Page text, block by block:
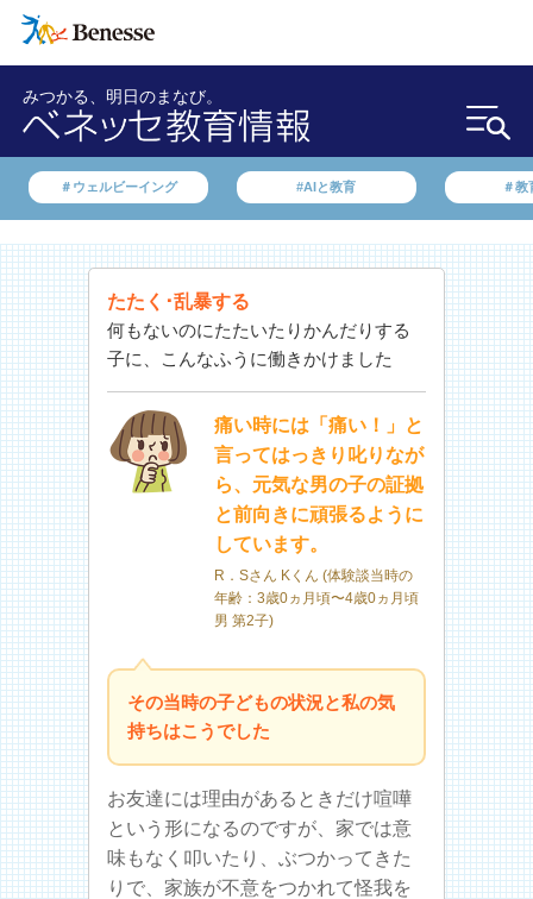
みつかる、明日のまなび。
＃ウェルビーイング #AIと教育 ＃教
たたく･乱暴する
何もないのにたたいたりかんだりする
子に、こんなふうに働きかけました
痛い時には「痛い！」と
言ってはっきり叱りなが
ら、元気な男の子の証拠
と前向きに頑張るように
しています。
R．Sさん Kくん (体験談当時の
年齢：3歳0ヵ月頃〜4歳0ヵ月頃
男 第2子)
その当時の子どもの状況と私の気
持ちはこうでした
お友達には理由があるときだけ喧嘩
という形になるのですが、家では意
味もなく叩いたり、ぶつかってきた
りで、家族が不意をつかれて怪我を